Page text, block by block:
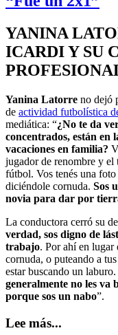
YANINA
ICARDI Y SU
Yanina Latorre no dejó
de actividad futbolística
mediática: “¿No te da
concentrados, están en
vacaciones en familia?
jugador de renombre y el
fútbol. Vos tenés una
diciéndole cornuda. Sos
novia para dar por
La conductora cerró su
verdad, sos digno de
trabajo. Por ahí en lugar
cornuda, o puteando a
estar buscando un
generalmente no les va
porque sos un nabo”.
Lee más...